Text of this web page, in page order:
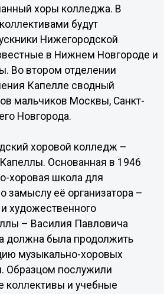
хоры колледжа. В
будут
Нижегородской
в Нижнем Новгороде и
Во втором отделении
Капелле сводный
мальчиков Москвы, Санкт-
Новгорода.
хоровой колледж –
Основанная в 1946
хоровая школа для
замыслу её организатора –
художественного
– Василия Павловича
должна была продолжить
музыкально-хоровых
Образцом послужили
коллективы и учебные